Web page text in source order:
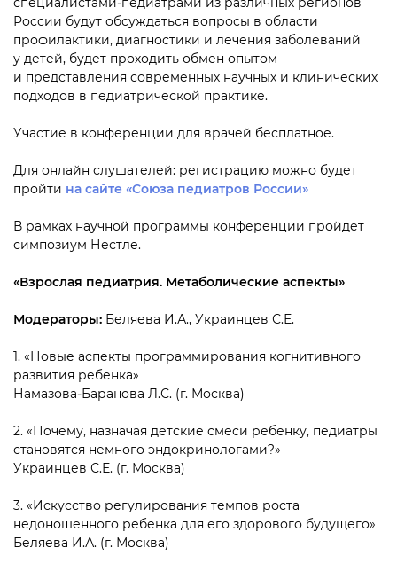
специалистами‑педиатрами из различных регионов
России будут обсуждаться вопросы в области
профилактики, диагностики и лечения заболеваний
у детей, будет проходить обмен опытом
и представления современных научных и клинических
подходов в педиатрической практике.
Участие в конференции для врачей бесплатное.
Для онлайн слушателей: регистрацию можно будет
пройти на сайте «Союза педиатров России»
В рамках научной программы конференции пройдет
симпозиум Нестле.
«Взрослая педиатрия. Метаболические аспекты»
Модераторы: Беляева И.А., Украинцев С.Е.
1. «Новые аспекты программирования когнитивного
развития ребенка»
Намазова‑Баранова Л.С. (г. Москва)
2. «Почему, назначая детские смеси ребенку, педиатры
становятся немного эндокринологами?»
Украинцев С.Е. (г. Москва)
3. «Искусство регулирования темпов роста
недоношенного ребенка для его здорового будущего»
Беляева И.А. (г. Москва)